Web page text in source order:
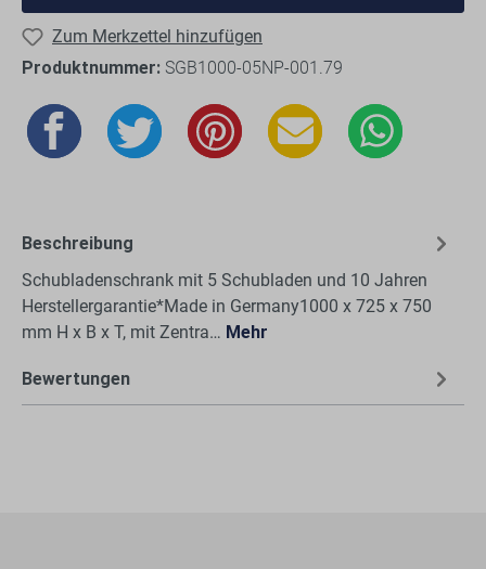
Zum Merkzettel hinzufügen
Produktnummer: SGB1000-05NP-001.79
Beschreibung
Schubladenschrank mit 5 Schubladen und 10 Jahren
Herstellergarantie*Made in Germany1000 x 725 x 750
mm H x B x T, mit Zentra… Mehr
Bewertungen